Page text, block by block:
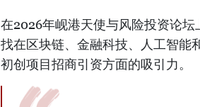
在2026年岘港天使与风险投资论
找在区块链、金融科技、人工智能
初创项目招商引资方面的吸引力。